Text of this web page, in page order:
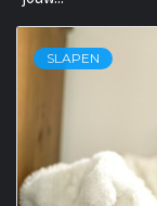
SLAPEN